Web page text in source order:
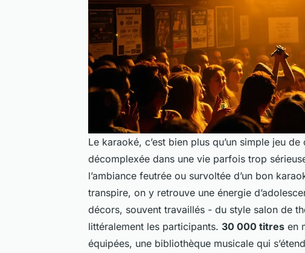
Le karaoké, c’est bien plus qu’un simple jeu
décomplexée dans une vie parfois trop
l’ambiance feutrée ou survoltée d’un bon
transpire, on y retrouve une énergie
décors, souvent travaillés - du style salon de
littéralement les participants. 30 000 titres en
équipées, une bibliothèque musicale qui